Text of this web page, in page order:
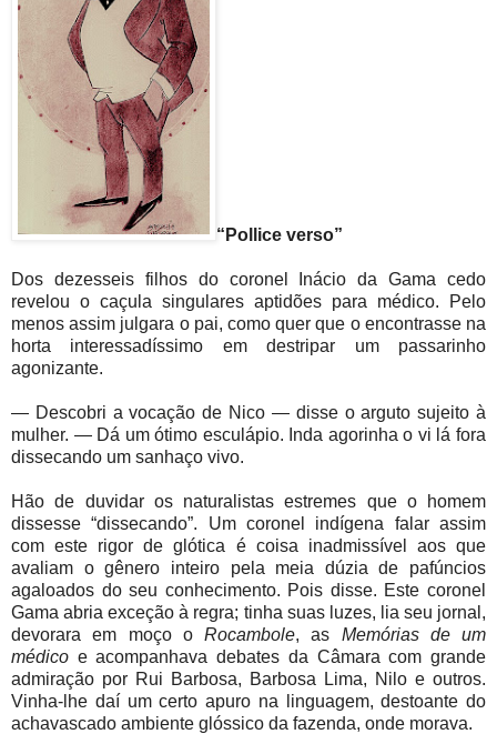
“Pollice verso”
Dos dezesseis filhos do coronel Inácio da Gama cedo
revelou o caçula singulares aptidões para médico. Pelo
menos assim julgara o pai, como quer que o encontrasse na
horta interessadíssimo em destripar um passarinho
agonizante.
— Descobri a vocação de Nico — disse o arguto sujeito à
mulher. — Dá um ótimo esculápio. Inda agorinha o vi lá fora
dissecando um sanhaço vivo.
Hão de duvidar os naturalistas estremes que o homem
dissesse “dissecando”. Um coronel indígena falar assim
com este rigor de glótica é coisa inadmissível aos que
avaliam o gênero inteiro pela meia dúzia de pafúncios
agaloados do seu conhecimento. Pois disse. Este coronel
Gama abria exceção à regra; tinha suas luzes, lia seu jornal,
devorara em moço o Rocambole, as Memórias de um
médico e acompanhava debates da Câmara com grande
admiração por Rui Barbosa, Barbosa Lima, Nilo e outros.
Vinha-lhe daí um certo apuro na linguagem, destoante do
achavascado ambiente glóssico da fazenda, onde morava.